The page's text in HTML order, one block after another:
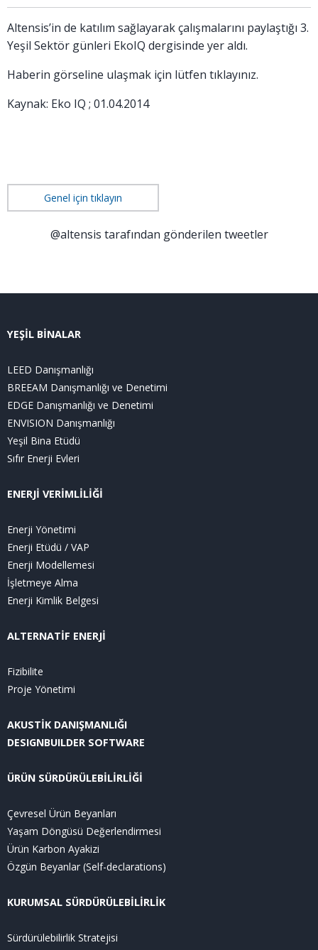
Altensis’in de katılım sağlayarak çalışmalarını paylaştığı 3.
Yeşil Sektör günleri EkoIQ dergisinde yer aldı.
Haberin görseline ulaşmak için lütfen tıklayınız.
Kaynak: Eko IQ ; 01.04.2014
Genel için tıklayın
@altensis tarafından gönderilen tweetler
YEŞİL BİNALAR
LEED Danışmanlığı
BREEAM Danışmanlığı ve Denetimi
EDGE Danışmanlığı ve Denetimi
ENVISION Danışmanlığı
Yeşil Bina Etüdü
Sıfır Enerji Evleri
ENERJİ VERİMLİLİĞİ
Enerji Yönetimi
Enerji Etüdü / VAP
Enerji Modellemesi
İşletmeye Alma
Enerji Kimlik Belgesi
ALTERNATİF ENERJİ
Fizibilite
Proje Yönetimi
AKUSTİK DANIŞMANLIĞI
DESIGNBUILDER SOFTWARE
ÜRÜN SÜRDÜRÜLEBİLİRLİĞİ
Çevresel Ürün Beyanları
Yaşam Döngüsü Değerlendirmesi
Ürün Karbon Ayakizi
Özgün Beyanlar (Self-declarations)
KURUMSAL SÜRDÜRÜLEBİLİRLİK
Sürdürülebilirlik Stratejisi